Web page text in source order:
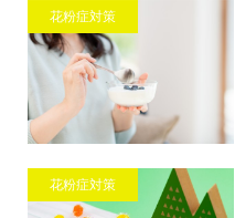
花粉症対策
花粉症対策